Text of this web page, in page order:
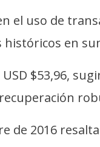
el uso de
históricos en
$53,96,
de 2016